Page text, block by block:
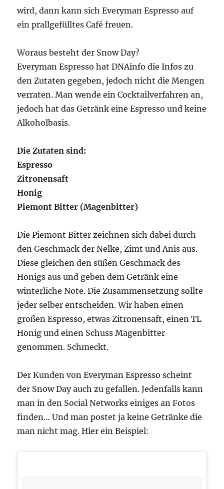
wird, dann kann sich Everyman Espresso auf
ein prallgefülltes Café freuen.
Woraus besteht der Snow Day?
Everyman Espresso hat DNAinfo die Infos zu
den Zutaten gegeben, jedoch nicht die Mengen
verraten. Man wende ein Cocktailverfahren an,
jedoch hat das Getränk eine Espresso und keine
Alkoholbasis.
Die Zutaten sind:
Espresso
Zitronensaft
Honig
Piemont Bitter (Magenbitter)
Die Piemont Bitter zeichnen sich dabei durch
den Geschmack der Nelke, Zimt und Anis aus.
Diese gleichen den süßen Geschmack des
Honigs aus und geben dem Getränk eine
winterliche Note. Die Zusammensetzung sollte
jeder selber entscheiden. Wir haben einen
großen Espresso, etwas Zitronensaft, einen TL
Honig und einen Schuss Magenbitter
genommen. Schmeckt.
Der Kunden von Everyman Espresso scheint
der Snow Day auch zu gefallen. Jedenfalls kann
man in den Social Networks einiges an Fotos
finden… Und man postet ja keine Getränke die
man nicht mag. Hier ein Beispiel: